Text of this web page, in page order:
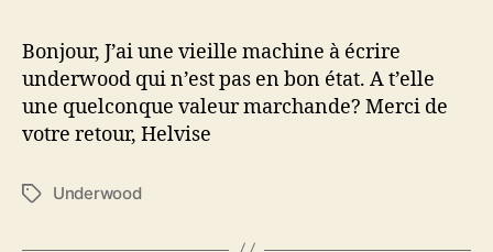
écrire
underwood
Bonjour, J’ai une vieille machine à écrire
underwood qui n’est pas en bon état. A t’elle
une quelconque valeur marchande? Merci de
votre retour, Helvise
Étiquettes
Underwood